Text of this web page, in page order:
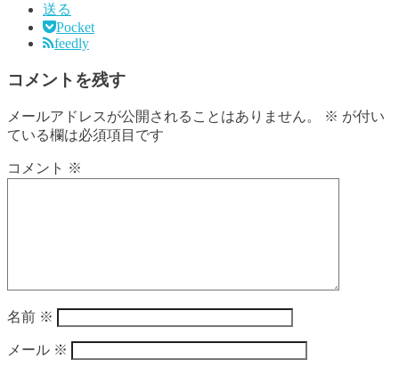
送る
Pocket
feedly
コメントを残す
メールアドレスが公開されることはありません。 ※ が付い
ている欄は必須項目です
コメント ※
名前 ※
メール ※